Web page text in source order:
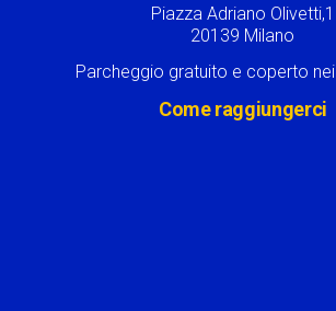
Piazza Adriano Olivetti,1
20139 Milano
Parcheggio gratuito e coperto
Come raggiungerci